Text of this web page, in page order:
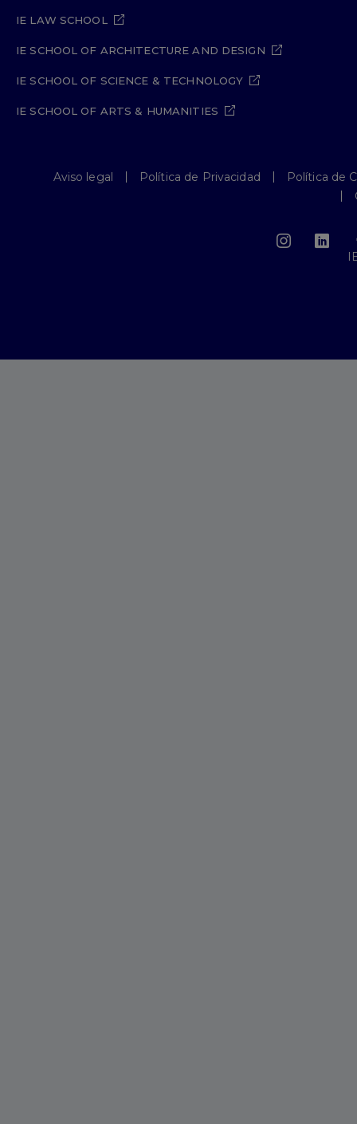
IE LAW SCHOOL
IE SCHOOL OF ARCHITECTURE AND DESIGN
IE SCHOOL OF SCIENCE & TECHNOLOGY
IE SCHOOL OF ARTS & HUMANITIES
Aviso legal Política de Privacidad
Política de